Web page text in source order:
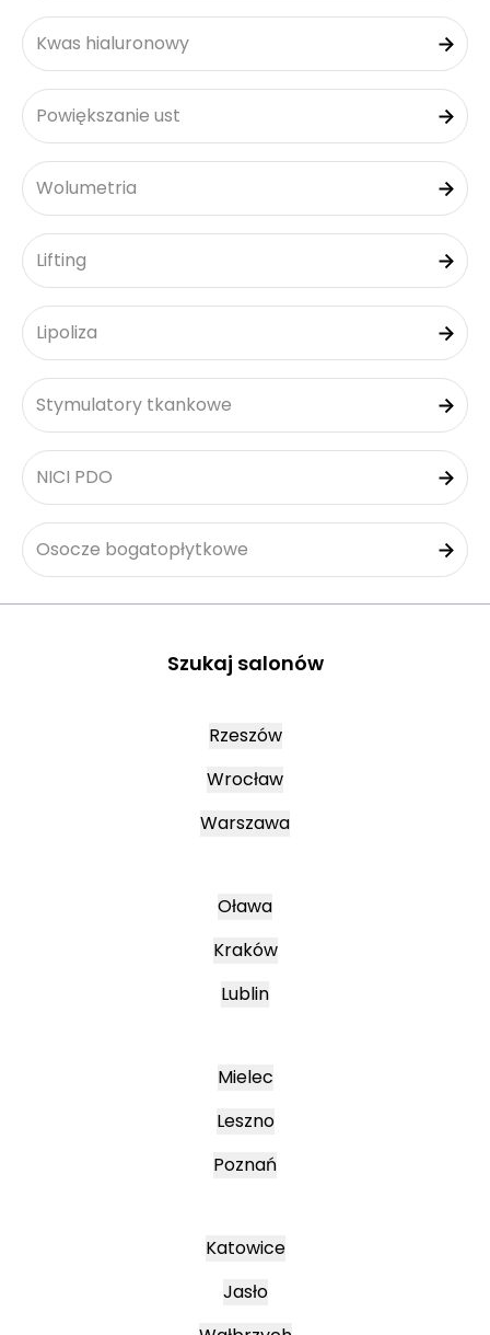
Kwas hialuronowy
Powiększanie ust
Wolumetria
Lifting
Lipoliza
Stymulatory tkankowe
NICI PDO
Osocze bogatopłytkowe
Szukaj salonów
Rzeszów
Wrocław
Warszawa
Oława
Kraków
Lublin
Mielec
Leszno
Poznań
Katowice
Jasło